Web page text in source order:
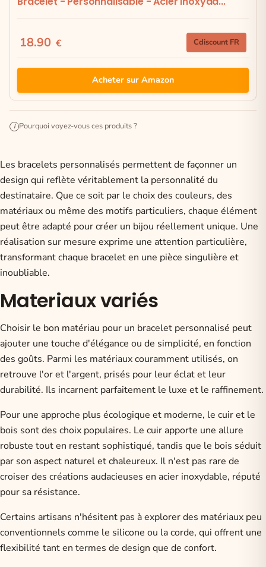
18.90 € Cdiscount FR
Acheter sur Amazon
i Pourquoi voyez-vous ces produits ?
Les bracelets personnalisés permettent de façonner un
design qui reflète véritablement la personnalité du
destinataire. Que ce soit par le choix des couleurs, des
matériaux ou même des motifs particuliers, chaque élément
peut être adapté pour créer un bijou réellement unique. Une
réalisation sur mesure exprime une attention particulière,
transformant chaque bracelet en une pièce singulière et
inoubliable.
Materiaux variés
Choisir le bon matériau pour un bracelet personnalisé peut
ajouter une touche d'élégance ou de simplicité, en fonction
des goûts. Parmi les matériaux couramment utilisés, on
retrouve l'or et l'argent, prisés pour leur éclat et leur
durabilité. Ils incarnent parfaitement le luxe et le raffinement.
Pour une approche plus écologique et moderne, le cuir et le
bois sont des choix populaires. Le cuir apporte une allure
robuste tout en restant sophistiqué, tandis que le bois séduit
par son aspect naturel et chaleureux. Il n'est pas rare de
croiser des créations audacieuses en acier inoxydable, réputé
pour sa résistance.
Certains artisans n'hésitent pas à explorer des matériaux peu
conventionnels comme le silicone ou la corde, qui offrent une
flexibilité tant en termes de design que de confort.